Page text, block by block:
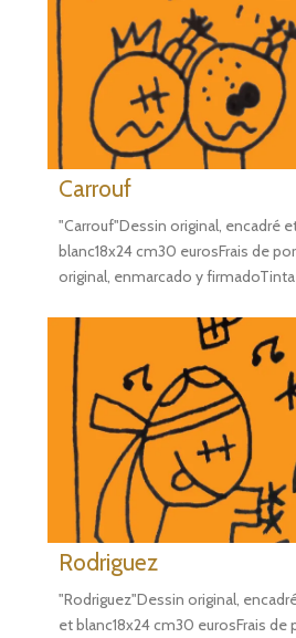
Carrouf
"Carrouf"Dessin original, encadré
blanc18x24 cm30 eurosFrais de
original, enmarcado y
Rodriguez
"Rodriguez"Dessin original,
et blanc18x24 cm30 eurosFrais